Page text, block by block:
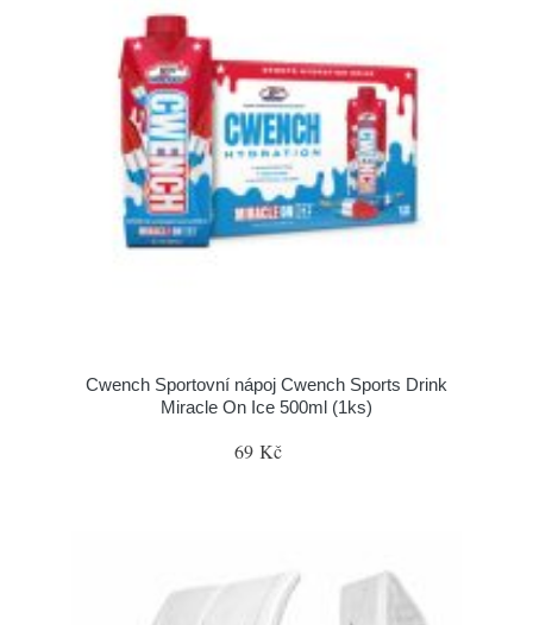
Cwench Sportovní nápoj Cwench Sports Drink
Miracle On Ice 500ml (1ks)
69 Kč